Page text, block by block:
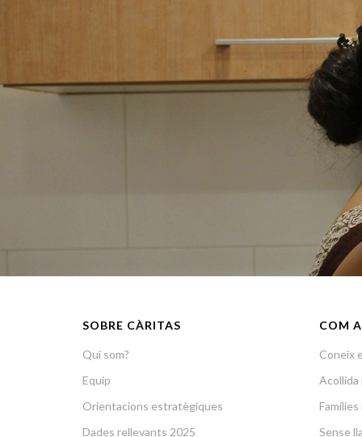
SOBRE CÀRITAS
Qui som?
Equip
Orientacions estratègiques
Dades rellevants 2025
COM
Coneix
Acollida
Sense